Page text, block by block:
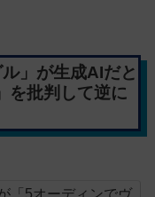
」が生成AIだと
を批判して逆に
「5オーディンでヴ